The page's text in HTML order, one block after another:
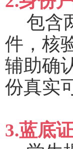
包含
件，核
辅助确
份真实
3.蓝底